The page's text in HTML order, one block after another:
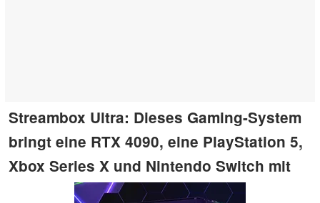
Streambox Ultra: Dieses Gaming-System
bringt eine RTX 4090, eine PlayStation 5,
Xbox Series X und Nintendo Switch mit